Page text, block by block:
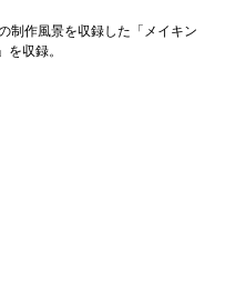
制作風景を収録した「メイキン
収録。